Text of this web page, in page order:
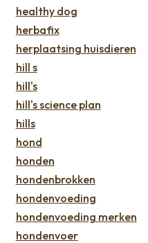
healthy dog
herbafix
herplaatsing huisdieren
hill s
hill's
hill's science plan
hills
hond
honden
hondenbrokken
hondenvoeding
hondenvoeding merken
hondenvoer